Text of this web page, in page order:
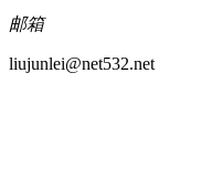
邮箱
liujunlei@net532.net